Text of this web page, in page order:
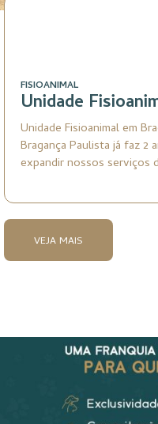
FISIOANIMAL
Unidade
Unidade Fisioanimal em
Bragança Paulista já faz 2
expandir nossos serviços
VEJA MAIS